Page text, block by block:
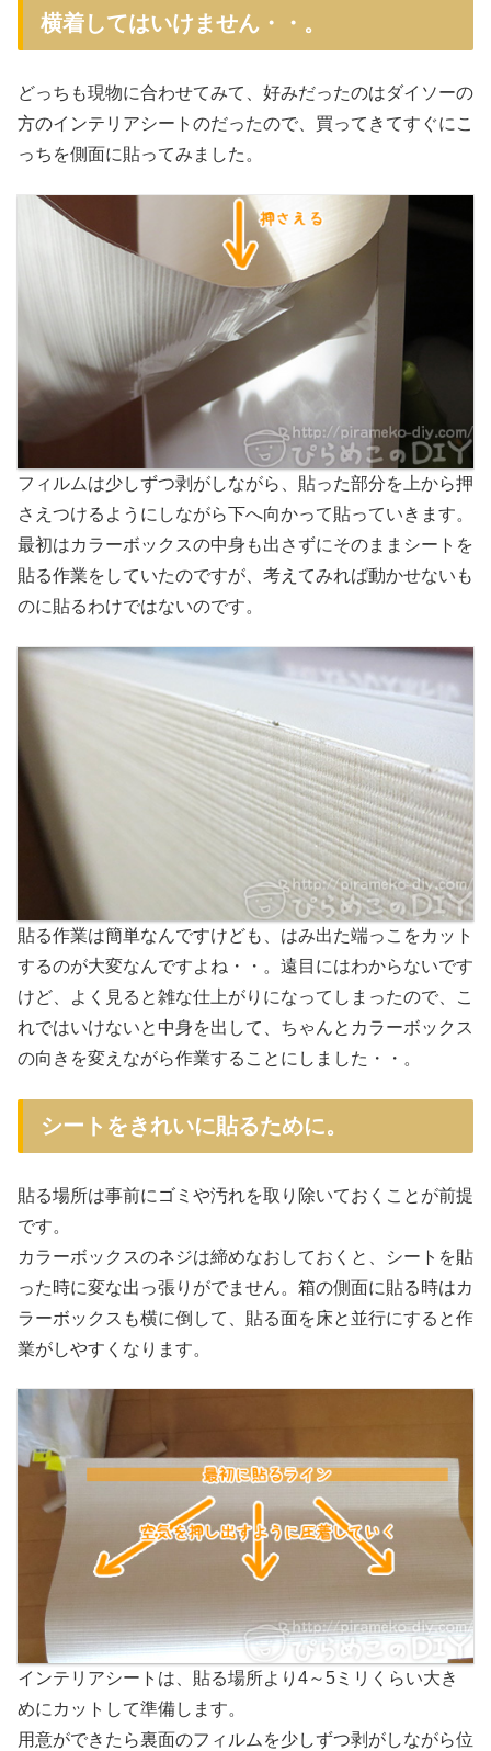
横着してはいけません・・。
どっちも現物に合わせてみて、好みだったのはダイソーの
方のインテリアシートのだったので、買ってきてすぐにこ
っちを側面に貼ってみました。
フィルムは少しずつ剥がしながら、貼った部分を上から押
さえつけるようにしながら下へ向かって貼っていきます。
最初はカラーボックスの中身も出さずにそのままシートを
貼る作業をしていたのですが、考えてみれば動かせないも
のに貼るわけではないのです。
貼る作業は簡単なんですけども、はみ出た端っこをカット
するのが大変なんですよね・・。遠目にはわからないです
けど、よく見ると雑な仕上がりになってしまったので、こ
れではいけないと中身を出して、ちゃんとカラーボックス
の向きを変えながら作業することにしました・・。
シートをきれいに貼るために。
貼る場所は事前にゴミや汚れを取り除いておくことが前提
です。
カラーボックスのネジは締めなおしておくと、シートを貼
った時に変な出っ張りがでません。箱の側面に貼る時はカ
ラーボックスも横に倒して、貼る面を床と並行にすると作
業がしやすくなります。
インテリアシートは、貼る場所より4～5ミリくらい大き
めにカットして準備します。
用意ができたら裏面のフィルムを少しずつ剥がしながら位